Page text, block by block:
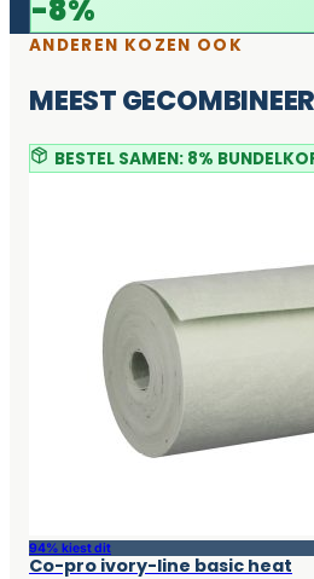
-8%
ANDEREN KOZEN OOK
MEEST
BESTEL SAMEN: 8%
94% kiest dit
Co-pro ivory-line basic heat